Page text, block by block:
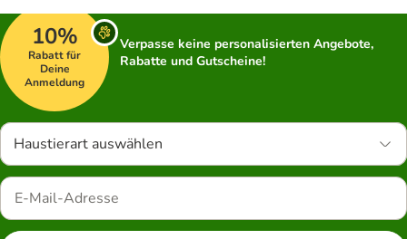
10%
Rabatt für
Deine
Anmeldung
Verpasse keine personalisierten Angebote,
Rabatte und Gutscheine!
Haustierart auswählen